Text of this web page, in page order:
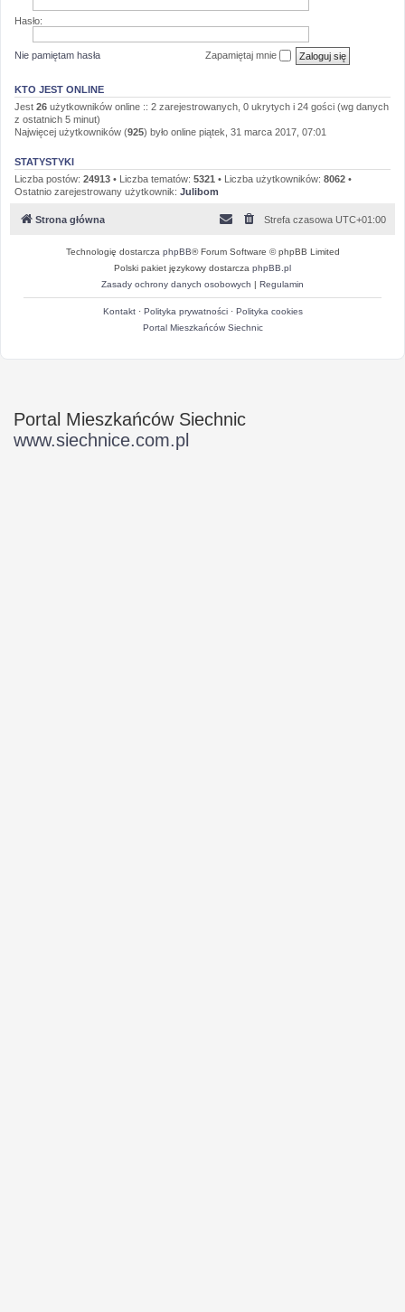
Hasło:
Nie pamiętam hasła Zapamiętaj mnie
KTO JEST ONLINE
Jest 26 użytkowników online :: 2 zarejestrowanych, 0 ukrytych i 24 gości (wg danych
z ostatnich 5 minut)
Najwięcej użytkowników (925) było online piątek, 31 marca 2017, 07:01
STATYSTYKI
Liczba postów: 24913 • Liczba tematów: 5321 • Liczba użytkowników: 8062 •
Ostatnio zarejestrowany użytkownik: Julibom
Strona główna Strefa czasowa UTC+01:00
Technologię dostarcza phpBB® Forum Software © phpBB Limited
Polski pakiet językowy dostarcza phpBB.pl
Zasady ochrony danych osobowych | Regulamin
Kontakt· Polityka prywatności· Polityka cookies
Portal Mieszkańców Siechnic
Portal Mieszkańców Siechnic
www.siechnice.com.pl